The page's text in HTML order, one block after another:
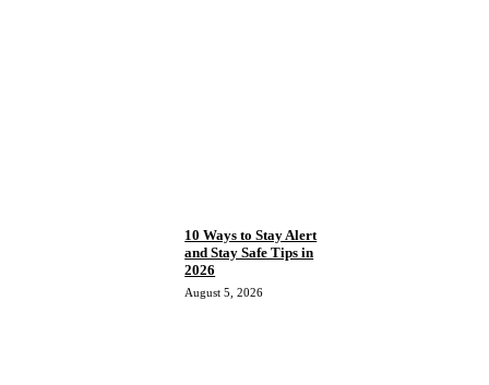
10 Ways to Stay Alert
and Stay Safe Tips in
2026
August 5, 2026